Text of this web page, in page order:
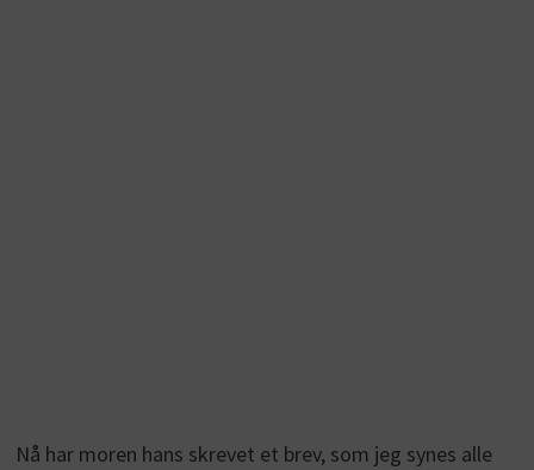
Nå har moren hans skrevet et brev, som jeg synes alle